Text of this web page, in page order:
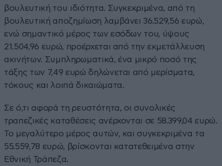
βουλευτική του ιδιότητα. Συγκεκριμένα, από τη
βουλευτική αποζημίωση λαμβάνει 36.529,56 ευρώ,
ενώ σημαντικό μέρος των εσόδων του, ύψους
21.504,96 ευρώ, προέρχεται από την εκμετάλλευση
ακινήτων. Συμπληρωματικά, ένα μικρό ποσό της
τάξης των 7,49 ευρώ δηλώνεται από μερίσματα,
τόκους και λοιπά δικαιώματα.
Σε ό,τι αφορά τη ρευστότητα, οι συνολικές
τραπεζικές καταθέσεις ανέρχονται σε 58.399,04 ευρώ.
Το μεγαλύτερο μέρος αυτών, και συγκεκριμένα τα
55.559,78 ευρώ, βρίσκονται κατατεθειμένα στην
Εθνική Τράπεζα.